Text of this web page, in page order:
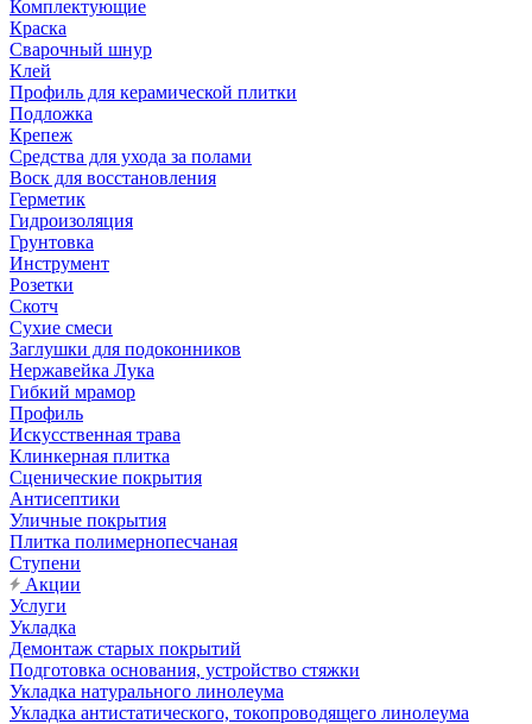
Комплектующие
Краска
Сварочный шнур
Клей
Профиль для керамической плитки
Подложка
Крепеж
Средства для ухода за полами
Воск для восстановления
Герметик
Гидроизоляция
Грунтовка
Инструмент
Розетки
Скотч
Сухие смеси
Заглушки для подоконников
Нержавейка Лука
Гибкий мрамор
Профиль
Искусственная трава
Клинкерная плитка
Сценические покрытия
Антисептики
Уличные покрытия
Плитка полимернопесчаная
Ступени
Акции
Услуги
Укладка
Демонтаж старых покрытий
Подготовка основания, устройство стяжки
Укладка натурального линолеума
Укладка антистатического, токопроводящего линолеума